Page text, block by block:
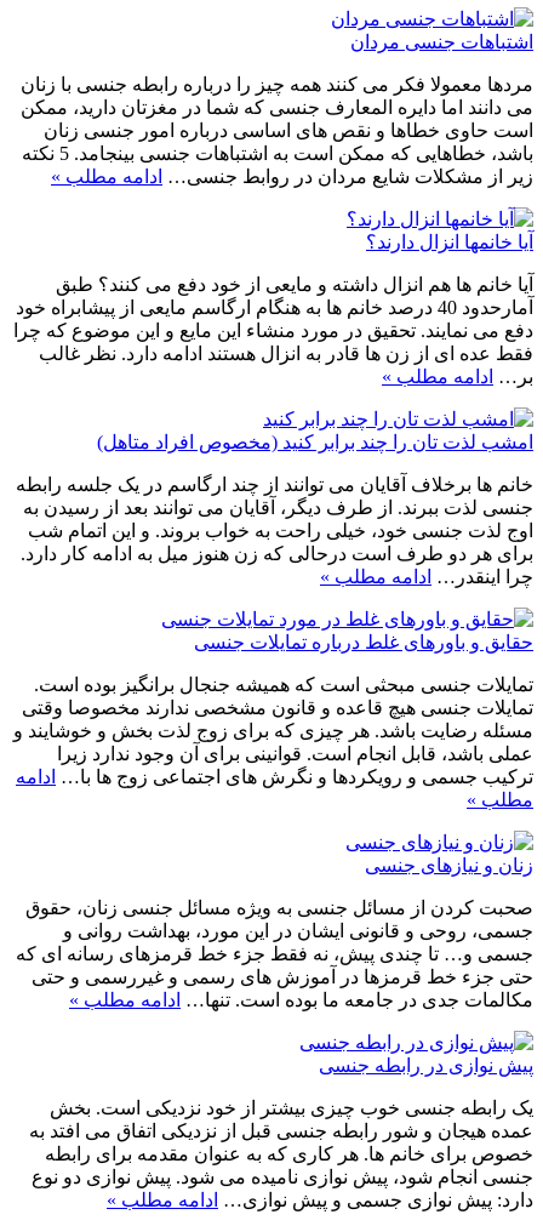
اشتباهات جنسی مردان
مردها معمولا فکر می کنند همه چیز را درباره رابطه جنسی با زنان
می دانند اما دایره المعارف جنسی که شما در مغزتان دارید، ممکن
است حاوی خطاها و نقص های اساسی درباره امور جنسی زنان
باشد، خطاهایی که ممکن است به اشتباهات جنسی بینجامد. 5 نکته
زیر از مشکلات شایع مردان در روابط جنسی… ادامه مطلب »
آیا خانمها انزال دارند؟
آیا خانم ها هم انزال داشته و مایعی از خود دفع می کنند؟ طبق
آمارحدود 40 درصد خانم ها به هنگام ارگاسم مایعی از پیشابراه خود
دفع می نمایند. تحقیق در مورد منشاء این مایع و این موضوع که چرا
فقط عده ای از زن ها قادر به انزال هستند ادامه دارد. نظر غالب
بر… ادامه مطلب »
امشب لذت تان را چند برابر کنید (مخصوص افراد متاهل)
خانم ها برخلاف آقایان می توانند از چند ارگاسم در یک جلسه رابطه
جنسی لذت ببرند. از طرف دیگر، آقایان می توانند بعد از رسیدن به
اوج لذت جنسی خود، خیلی راحت به خواب بروند. و این اتمام شب
برای هر دو طرف است درحالی که زن هنوز میل به ادامه کار دارد.
چرا اینقدر… ادامه مطلب »
حقایق و باورهای غلط درباره تمایلات جنسی
تمایلات جنسی مبحثی است که همیشه جنجال برانگیز بوده است.
تمایلات جنسی هیچ قاعده و قانون مشخصی ندارند مخصوصا وقتی
مسئله رضایت باشد. هر چیزی که برای زوج لذت بخش و خوشایند و
عملی باشد، قابل انجام است. قوانینی برای آن وجود ندارد زیرا
ترکیب جسمی و رویکردها و نگرش های اجتماعی زوج ها با… ادامه
مطلب »
زنان و نیازهای جنسی
صحبت کردن از مسائل جنسی به ویژه مسائل جنسی زنان، حقوق
جسمی، روحی و قانونی ایشان در این مورد، بهداشت روانی و
جسمی و… تا چندی پیش، نه فقط جزء خط قرمزهای رسانه ای که
حتی جزء خط قرمزها در آموزش های رسمی و غیررسمی و حتی
مکالمات جدی در جامعه ما بوده است. تنها… ادامه مطلب »
پیش نوازی در رابطه جنسی
یک رابطه جنسی خوب چیزی بیشتر از خود نزدیکی است. بخش
عمده هیجان و شور رابطه جنسی قبل از نزدیکی اتفاق می افتد به
خصوص برای خانم ها. هر کاری که به عنوان مقدمه برای رابطه
جنسی انجام شود، پیش نوازی نامیده می شود. پیش نوازی دو نوع
دارد: پیش نوازی جسمی و پیش نوازی… ادامه مطلب »